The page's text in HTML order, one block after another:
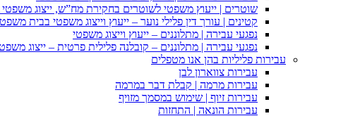
שוטרים | ייעוץ משפטי לשוטרים בחקירת מח”ש, ייצוג
קטינים | עורך דין פלילי נוער – ייעוץ וייצוג משפטי בבית
נפגעי עבירה | מתלוננים – ייעוץ וייצוג משפטי
נפגעי עבירה | מתלוננים – קובלנה פלילית פרטית – ייצוג
עבירות פליליות בהן אנו מטפלים
עבירות צווארון לבן
עבירות מרמה | קבלת דבר במרמה
עבירות זיוף | שימוש במסמך מזויף
עבירות הונאה | התחזות